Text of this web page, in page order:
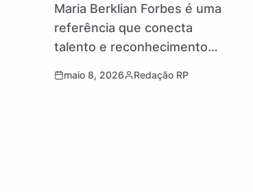
Maria Berklian Forbes é uma
referência que conecta
talento e reconhecimento
cultural. A expressão
maio 8, 2026 Redação RP